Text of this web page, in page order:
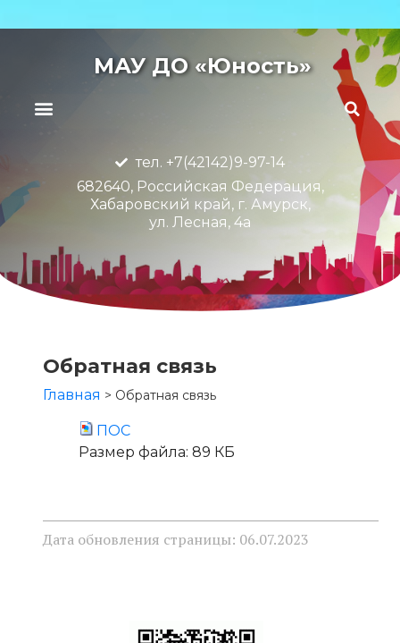
МАУ ДО «Юность»
тел. +7(42142)9-97-14
682640, Российская Федерация,
Хабаровский край, г. Амурск,
ул. Лесная, 4а
Обратная связь
Главная > Обратная связь
ПОС
Размер файла: 89 КБ
Дата обновления страницы: 06.07.2023